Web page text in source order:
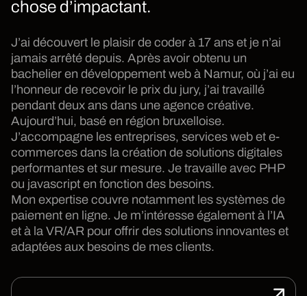
chose d’impactant.
J’ai découvert le plaisir de coder à 17 ans et je n’ai
jamais arrêté depuis. Après avoir obtenu un
bachelier en développement web à Namur, où j’ai eu
l’honneur de recevoir le prix du jury, j’ai travaillé
pendant deux ans dans une agence créative.
Aujourd’hui, basé en région bruxelloise.
J’accompagne les entreprises, services web et e-
commerces dans la création de solutions digitales
performantes et sur mesure. Je travaille avec PHP
ou javascript en fonction des besoins.
Mon expertise couvre notamment les systèmes de
paiement en ligne. Je m’intéresse également à l’IA
et à la VR/AR pour offrir des solutions innovantes et
adaptées aux besoins de mes clients.